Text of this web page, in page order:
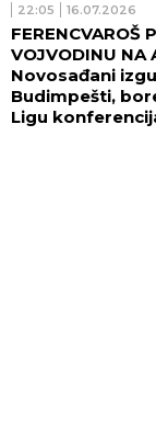
22:05 16.07.2026
FERENCVAROŠ
VOJVODINU NA
Novosađani
Budimpešti,
Ligu